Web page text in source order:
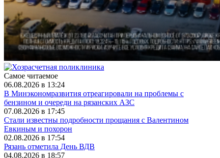
Самое читаемое
06.08.2026 в 13:24
В Минэкономразвития отреагировали на проблемы с
бензином и очереди на рязанских АЗС
07.08.2026 в 17:45
Стали известны подробности прощания с Валентином
Евкиным и похорон
02.08.2026 в 17:54
Рязань отметила День ВДВ
04.08.2026 в 18:57